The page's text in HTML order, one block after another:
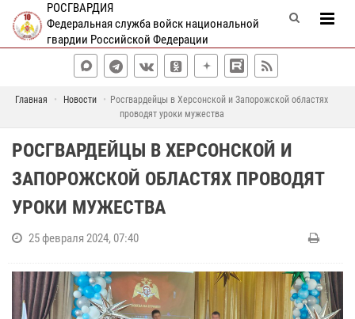
РОСГВАРДИЯ
Федеральная служба войск национальной
гвардии Российской Федерации
Главная Новости
Росгвардейцы в Херсонской и Запорожской областях
проводят уроки мужества
РОСГВАРДЕЙЦЫ В ХЕРСОНСКОЙ И
ЗАПОРОЖСКОЙ ОБЛАСТЯХ ПРОВОДЯТ
УРОКИ МУЖЕСТВА
25 февраля 2024, 07:40